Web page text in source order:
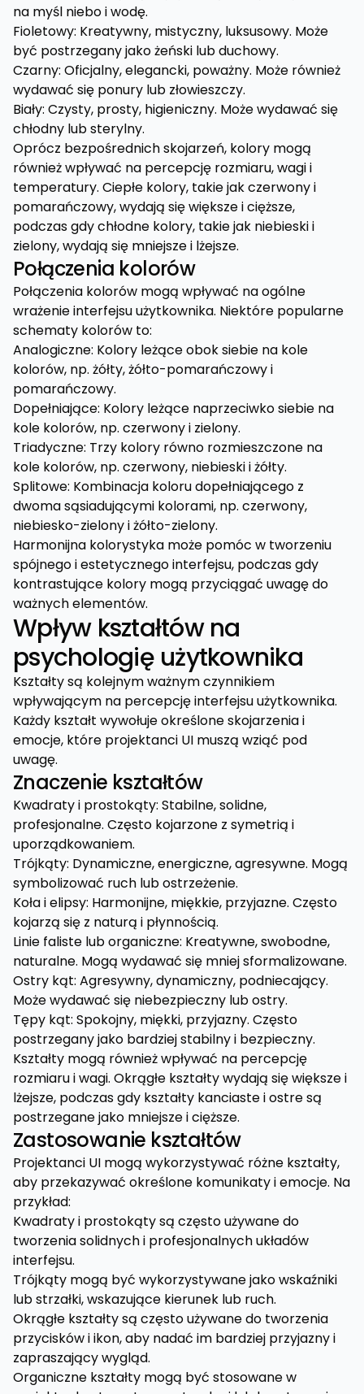
na myśl niebo i wodę.
Fioletowy: Kreatywny, mistyczny, luksusowy. Może
być postrzegany jako żeński lub duchowy.
Czarny: Oficjalny, elegancki, poważny. Może również
wydawać się ponury lub złowieszczy.
Biały: Czysty, prosty, higieniczny. Może wydawać się
chłodny lub sterylny.
Oprócz bezpośrednich skojarzeń, kolory mogą
również wpływać na percepcję rozmiaru, wagi i
temperatury. Ciepłe kolory, takie jak czerwony i
pomarańczowy, wydają się większe i cięższe,
podczas gdy chłodne kolory, takie jak niebieski i
zielony, wydają się mniejsze i lżejsze.
Połączenia kolorów
Połączenia kolorów mogą wpływać na ogólne
wrażenie interfejsu użytkownika. Niektóre popularne
schematy kolorów to:
Analogiczne: Kolory leżące obok siebie na kole
kolorów, np. żółty, żółto-pomarańczowy i
pomarańczowy.
Dopełniające: Kolory leżące naprzeciwko siebie na
kole kolorów, np. czerwony i zielony.
Triadyczne: Trzy kolory równo rozmieszczone na
kole kolorów, np. czerwony, niebieski i żółty.
Splitowe: Kombinacja koloru dopełniającego z
dwoma sąsiadującymi kolorami, np. czerwony,
niebiesko-zielony i żółto-zielony.
Harmonijna kolorystyka może pomóc w tworzeniu
spójnego i estetycznego interfejsu, podczas gdy
kontrastujące kolory mogą przyciągać uwagę do
ważnych elementów.
Wpływ kształtów na
psychologię użytkownika
Kształty są kolejnym ważnym czynnikiem
wpływającym na percepcję interfejsu użytkownika.
Każdy kształt wywołuje określone skojarzenia i
emocje, które projektanci UI muszą wziąć pod
uwagę.
Znaczenie kształtów
Kwadraty i prostokąty: Stabilne, solidne,
profesjonalne. Często kojarzone z symetrią i
uporządkowaniem.
Trójkąty: Dynamiczne, energiczne, agresywne. Mogą
symbolizować ruch lub ostrzeżenie.
Koła i elipsy: Harmonijne, miękkie, przyjazne. Często
kojarzą się z naturą i płynnością.
Linie faliste lub organiczne: Kreatywne, swobodne,
naturalne. Mogą wydawać się mniej sformalizowane.
Ostry kąt: Agresywny, dynamiczny, podniecający.
Może wydawać się niebezpieczny lub ostry.
Tępy kąt: Spokojny, miękki, przyjazny. Często
postrzegany jako bardziej stabilny i bezpieczny.
Kształty mogą również wpływać na percepcję
rozmiaru i wagi. Okrągłe kształty wydają się większe i
lżejsze, podczas gdy kształty kanciaste i ostre są
postrzegane jako mniejsze i cięższe.
Zastosowanie kształtów
Projektanci UI mogą wykorzystywać różne kształty,
aby przekazywać określone komunikaty i emocje. Na
przykład:
Kwadraty i prostokąty są często używane do
tworzenia solidnych i profesjonalnych układów
interfejsu.
Trójkąty mogą być wykorzystywane jako wskaźniki
lub strzałki, wskazujące kierunek lub ruch.
Okrągłe kształty są często używane do tworzenia
przycisków i ikon, aby nadać im bardziej przyjazny i
zapraszający wygląd.
Organiczne kształty mogą być stosowane w